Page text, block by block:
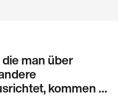
man über
kommen …